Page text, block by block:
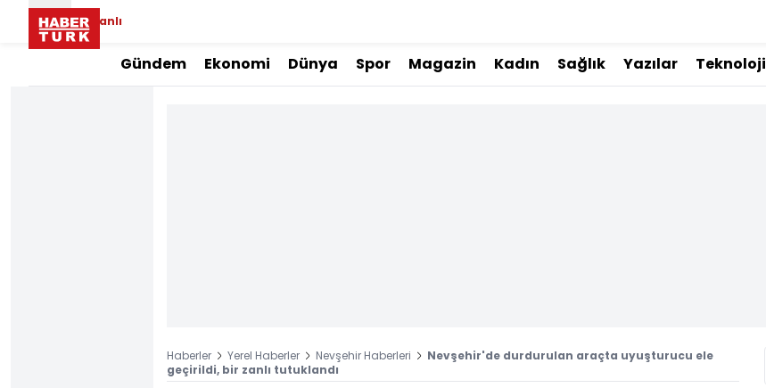
Canlı
Gündem Ekonomi Dünya Spor Magazin Kadın Sağlık Yazılar Teknoloji
Haberler Yerel Haberler Nevşehir Haberleri
Nevşehir'de durdurulan araçta uyuşturucu ele
geçirildi, bir zanlı tutuklandı